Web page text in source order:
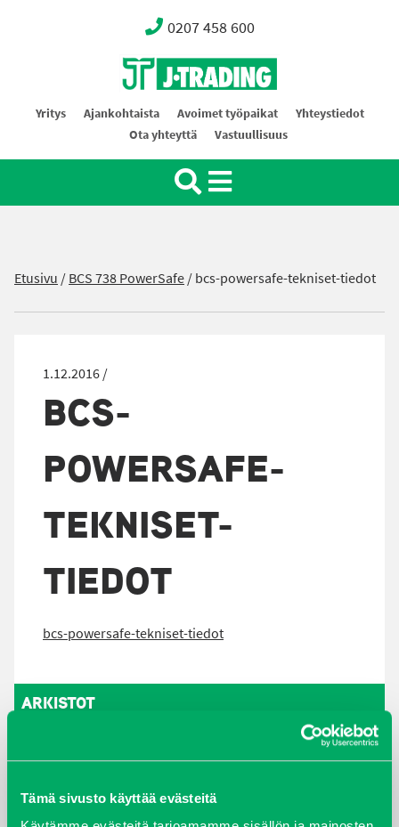
Tämä sivusto käyttää evästeitä
0207 458 600
Oy J-Trading Ab
Yritys Ajankohtaista Avoimet työpaikat
Yhteystiedot
Ota yhteyttä
Vastuullisuus
Etusivu /BCS 738 PowerSafe/bcs-powersafe-tekniset-tiedot
1.12.2016 /
BCS-
POWERSAFE-
TEKNISET-
TIEDOT
bcs-powersafe-tekniset-tiedot
ARKISTOT
elokuu 2024